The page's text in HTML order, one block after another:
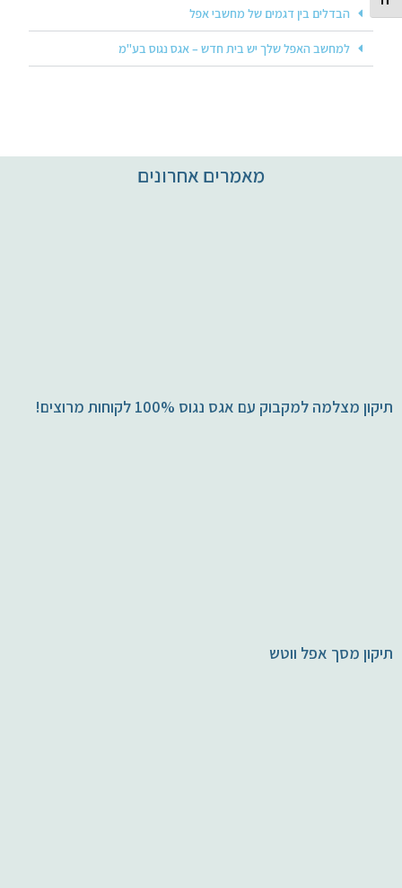
הבדלים בין דגמים של מחשבי אפל
למחשב האפל שלך יש בית חדש – אגס נגוס בע"מ
מאמרים אחרונים
תיקון מצלמה למקבוק עם אגס נגוס 100% לקוחות מרוצים!
תיקון מסך אפל ווטש